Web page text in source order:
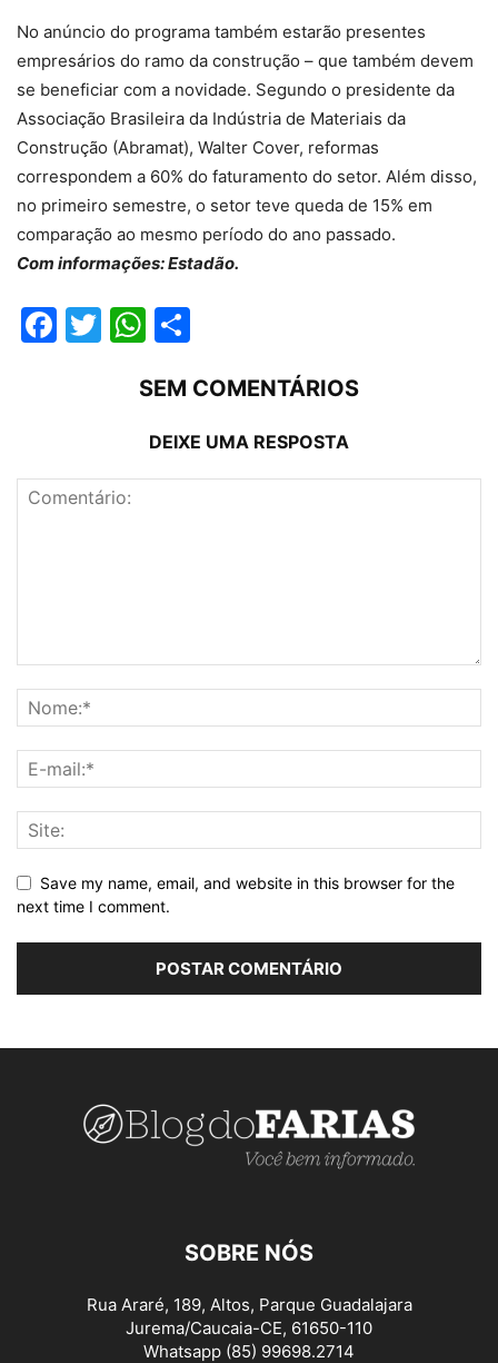
No anúncio do programa também estarão presentes
empresários do ramo da construção – que também devem
se beneficiar com a novidade. Segundo o presidente da
Associação Brasileira da Indústria de Materiais da
Construção (Abramat), Walter Cover, reformas
correspondem a 60% do faturamento do setor. Além disso,
no primeiro semestre, o setor teve queda de 15% em
comparação ao mesmo período do ano passado.
Com informações: Estadão.
Facebook
TwitterWhatsApp
SEM COMENTÁRIOS
DEIXE UMA RESPOSTA
Save my name, email, and website in this browser for the
next time I comment.
SOBRE NÓS
Rua Araré, 189, Altos, Parque Guadalajara
Jurema/Caucaia-CE, 61650-110
Whatsapp (85) 99698.2714